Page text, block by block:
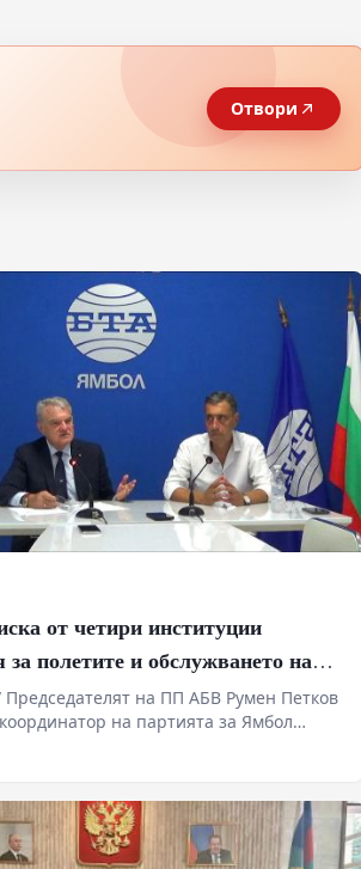
Отвори
от четири институции
полетите и обслужването на
самолети у насна ПП АБВ Румен Петков
на партията за Ямбол
дадоха пресконференция в